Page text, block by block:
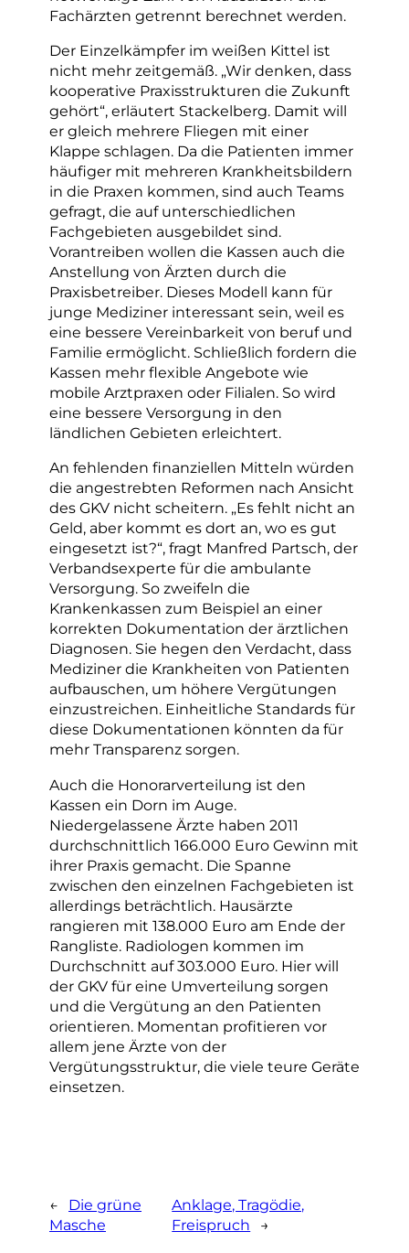
Fachärzten getrennt berechnet werden.
Der Einzelkämpfer im weißen Kittel ist
nicht mehr zeitgemäß. „Wir denken, dass
kooperative Praxisstrukturen die Zukunft
gehört“, erläutert Stackelberg. Damit will
er gleich mehrere Fliegen mit einer
Klappe schlagen. Da die Patienten immer
häufiger mit mehreren Krankheitsbildern
in die Praxen kommen, sind auch Teams
gefragt, die auf unterschiedlichen
Fachgebieten ausgebildet sind.
Vorantreiben wollen die Kassen auch die
Anstellung von Ärzten durch die
Praxisbetreiber. Dieses Modell kann für
junge Mediziner interessant sein, weil es
eine bessere Vereinbarkeit von beruf und
Familie ermöglicht. Schließlich fordern die
Kassen mehr flexible Angebote wie
mobile Arztpraxen oder Filialen. So wird
eine bessere Versorgung in den
ländlichen Gebieten erleichtert.
An fehlenden finanziellen Mitteln würden
die angestrebten Reformen nach Ansicht
des GKV nicht scheitern. „Es fehlt nicht an
Geld, aber kommt es dort an, wo es gut
eingesetzt ist?“, fragt Manfred Partsch, der
Verbandsexperte für die ambulante
Versorgung. So zweifeln die
Krankenkassen zum Beispiel an einer
korrekten Dokumentation der ärztlichen
Diagnosen. Sie hegen den Verdacht, dass
Mediziner die Krankheiten von Patienten
aufbauschen, um höhere Vergütungen
einzustreichen. Einheitliche Standards für
diese Dokumentationen könnten da für
mehr Transparenz sorgen.
Auch die Honorarverteilung ist den
Kassen ein Dorn im Auge.
Niedergelassene Ärzte haben 2011
durchschnittlich 166.000 Euro Gewinn mit
ihrer Praxis gemacht. Die Spanne
zwischen den einzelnen Fachgebieten ist
allerdings beträchtlich. Hausärzte
rangieren mit 138.000 Euro am Ende der
Rangliste. Radiologen kommen im
Durchschnitt auf 303.000 Euro. Hier will
der GKV für eine Umverteilung sorgen
und die Vergütung an den Patienten
orientieren. Momentan profitieren vor
allem jene Ärzte von der
Vergütungsstruktur, die viele teure Geräte
einsetzen.
←
Die grüne
Masche
Anklage, Tragödie,
Freispruch
→